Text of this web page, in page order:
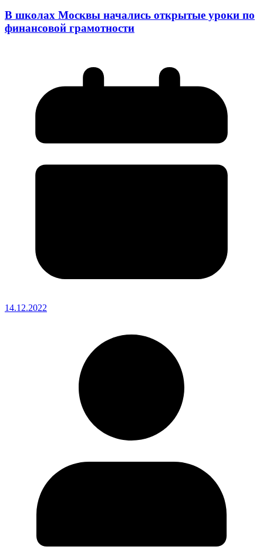
В школах Москвы начались открытые уроки по
финансовой грамотности
14.12.2022